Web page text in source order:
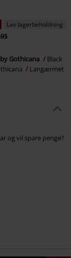
Lav lagerbeholdning
Gothicana
Black
Langærmet
og vil spare penge?